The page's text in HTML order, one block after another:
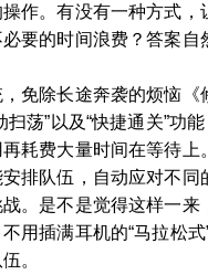
作。有没有一种方式，
要的时间浪费？答案自
免除长途奔袭的烦恼《
扫荡”以及“快捷通关”功
耗费大量时间在等待上
排队伍，自动应对不同
。是不是觉得这样一来
用插满耳机的“马拉松式
。